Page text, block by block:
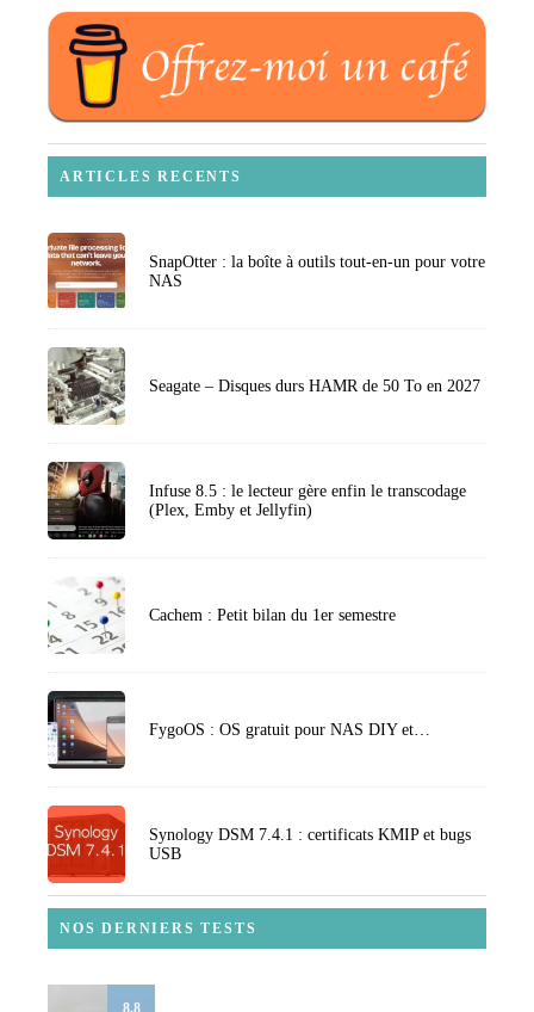
ARTICLES RECENTS
SnapOtter : la boîte à outils tout-en-un pour votre
NAS
Seagate – Disques durs HAMR de 50 To en 2027
Infuse 8.5 : le lecteur gère enfin le transcodage
(Plex, Emby et Jellyfin)
Cachem : Petit bilan du 1er semestre
FygoOS : OS gratuit pour NAS DIY et…
Synology DSM 7.4.1 : certificats KMIP et bugs
USB
NOS DERNIERS TESTS